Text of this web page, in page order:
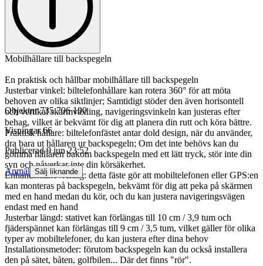
Mobilhållare till backspegeln
En praktisk och hållbar mobilhållare till backspegeln
Justerbar vinkel: biltelefonhållare kan rotera 360° för att möta
behoven av olika siktlinjer; Samtidigt stöder den även horisontell
och vertikal skärmväxling, navigeringsvinkeln kan justeras efter
behag, vilket är bekvämt för dig att planera din rutt och köra bättre.
Praktisk hållare: biltelefonfästet antar dold design, när du använder,
dra bara ut hållaren ur backspegeln; Om det inte behövs kan du
gömma hållaren bakom backspegeln med ett lätt tryck, stör inte din
syn och påverkar inte din körsäkerhet.
Enhandsmanövrering: detta fäste gör att mobiltelefonen eller GPS:en
kan monteras på backspegeln, bekvämt för dig att peka på skärmen
med en hand medan du kör, och du kan justera navigeringsvägen
endast med en hand
Justerbar längd: stativet kan förlängas till 10 cm / 3,9 tum och
fjäderspännet kan förlängas till 9 cm / 3,5 tum, vilket gäller för olika
typer av mobiltelefoner, du kan justera efter dina behov
Installationsmetoder: förutom backspegeln kan du också installera
den på sätet, båten, golfbilen... Där det finns "rör".
Objektnr 735 706 100
Visningar 66
Publicerad 9 jun 23:52
Anmäl Sälj liknande